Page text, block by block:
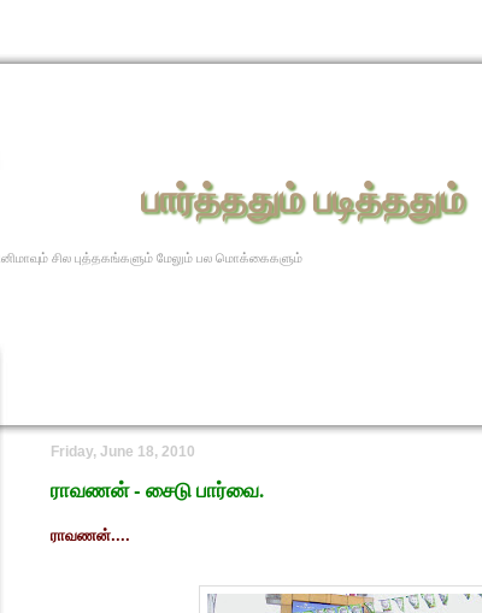
பார்த்ததும் படித்ததும்
சில புத்தகங்களும் மேலும் பல மொக்கைகளும்
Friday, June 18, 2010
ராவணன் - சைடு பார்வை.
ராவணன்....